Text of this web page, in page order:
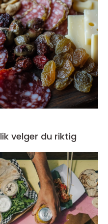
velger du riktig